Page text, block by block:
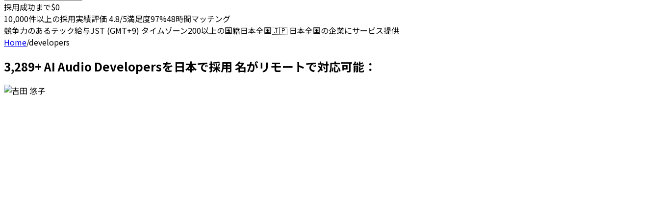
採用成功まで$0
10,000件以上の採用実績評価 4.8/5満足度97%48時間マッチング
競争力のあるテック給与JST (GMT+9) タイムゾーン200以上の国籍日本全国🇯🇵 日本全国の企業にサービス提供
Home/developers
3,289+ AI Audio Developersを日本で採用 名がリモートで対応可能：